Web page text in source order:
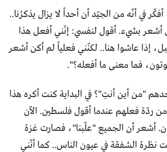
في أنّه من الجيّد أن أحداً لا يزال يذكرُنا..
بشيء. أقول لنفسي: إنّني أفعل هذا
إذا عاشوا هنا.. لكنّني فعلياً لم أكن أشعر
فما معنى ما أفعله؟".
"من أين أنتِ"؟ في البداية كنت أكره هذا
من ردّة فعلهم عندما أقول فلسطين. الآن
أشعر أن الجميع "علّبنا"، فصارت غزة
نظرة الشفقة في عيون الناس.. كما أنّني